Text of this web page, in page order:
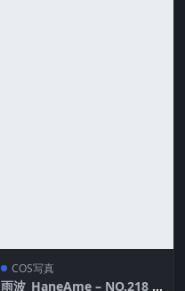
COS写真
雨波_HaneAme – NO.218 Ä